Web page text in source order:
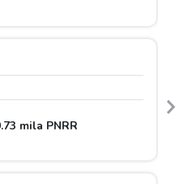
mila PNRR